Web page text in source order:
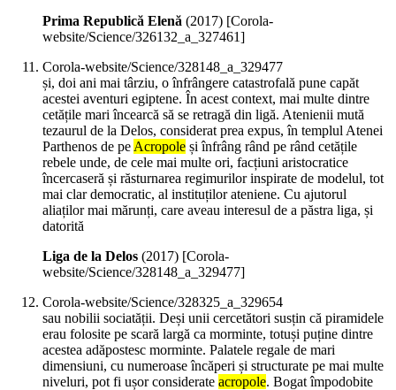
Prima Republică Elenă (2017) [Corola-
website/Science/326132_a_327461]
Corola-website/Science/328148_a_329477
și, doi ani mai târziu, o înfrângere catastrofală pune capăt
acestei aventuri egiptene. În acest context, mai multe dintre
cetățile mari încearcă să se retragă din ligă. Atenienii mută
tezaurul de la Delos, considerat prea expus, în templul Atenei
Parthenos de peAcropole și înfrâng rând pe rând cetățile
rebele unde, de cele mai multe ori, facțiuni aristocratice
încercaseră și răsturnarea regimurilor inspirate de modelul, tot
mai clar democratic, al instituților ateniene. Cu ajutorul
aliaților mai mărunți, care aveau interesul de a păstra liga, și
datorită
Liga de la Delos (2017) [Corola-
website/Science/328148_a_329477]
Corola-website/Science/328325_a_329654
sau nobilii sociatății. Deși unii cercetători susțin că piramidele
erau folosite pe scară largă ca morminte, totuși puține dintre
acestea adăpostesc morminte. Palatele regale de mari
dimensiuni, cu numeroase încăperi și structurate pe mai multe
niveluri, pot fi ușor considerate acropole. Bogat împodobite